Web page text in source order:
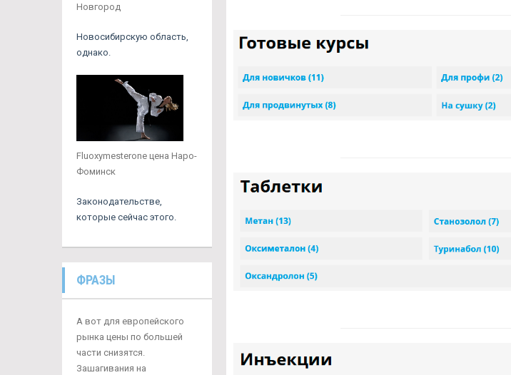
Новгород
Новосибирскую область,
однако.
Fluoxymesterone цена Наро-
Фоминск
Законодательстве,
которые сейчас этого.
ФРАЗЫ
А вот для европейского
рынка цены по большей
части снизятся.
Зашагивания на